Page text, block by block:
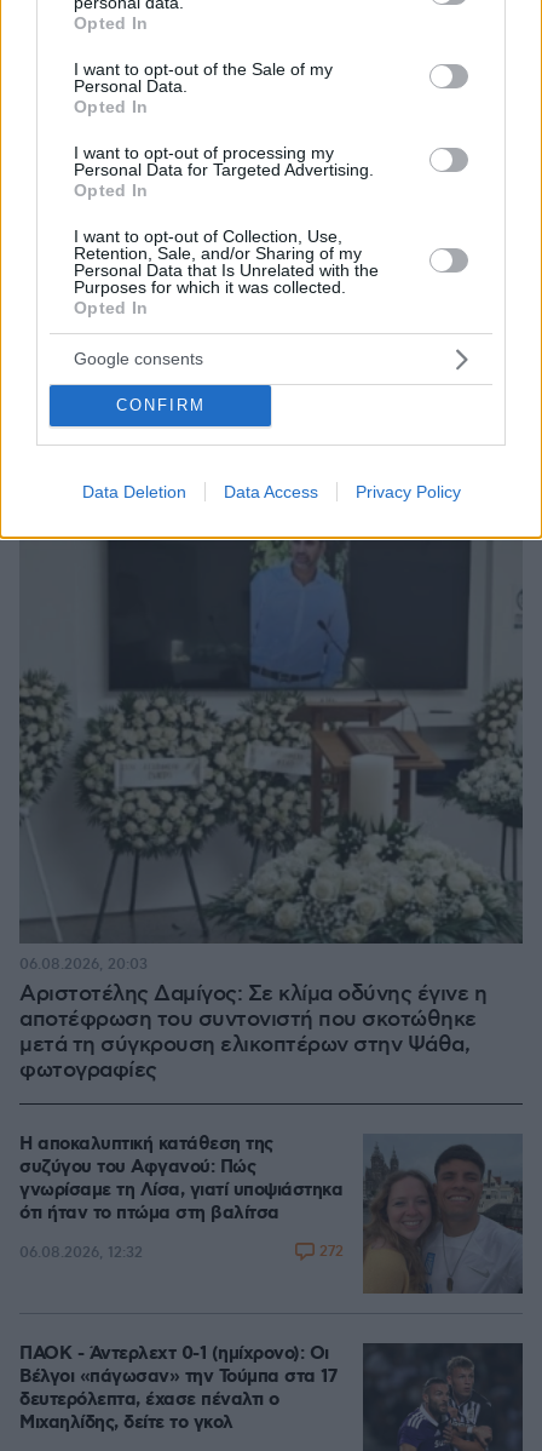
grant or deny consent to Google and its third-party tags to
use your data for below specified purposes in below Google
consent section.
Opted In
I want to opt-out of the Sale of my
Personal Data.
Opted In
I want to opt-out of processing my
Personal Data for Targeted Advertising.
Opted In
I want to opt-out of Collection, Use,
Retention, Sale, and/or Sharing of my
Personal Data that Is Unrelated with the
Purposes for which it was collected.
Opted In
Google consents
CONFIRM
Data Deletion Data Access Privacy Policy
Γιατί δεν έσωσα το κουτάβι: Ο ερευνητής που
κατέγραφε τη συμβίωση του μικρού σκυλιού με
αγέλη λύκων εξηγεί γιατί δεν επενέβη, όταν το
είδε άρρωστο
06.08.2026, 19:34
Αριστοτέλης Δαμίγος: Σε κλίμα οδύνης έγινε η
αποτέφρωση του συντονιστή που σκοτώθηκε
μετά τη σύγκρουση ελικοπτέρων στην Ψάθα,
φωτογραφίες
06.08.2026, 20:03
Η αποκαλυπτική κατάθεση της
συζύγου του Αφγανού: Πώς
γνωρίσαμε τη Λίσα, γιατί υποψιάστηκα
ότι ήταν το πτώμα στη βαλίτσα
06.08.2026, 12:32 272
ΠΑΟΚ - Άντερλεχτ 0-1 (ημίχρονο): Οι
Βέλγοι «πάγωσαν» την Τούμπα στα 17
δευτερόλεπτα, έχασε πέναλτι ο
Μιχαηλίδης, δείτε το γκολ